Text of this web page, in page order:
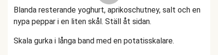
Blanda resterande yoghurt, aprikoschutney, salt och en
nypa peppar i en liten skål. Ställ åt sidan.
Skala gurka i långa band med en potatisskalare.